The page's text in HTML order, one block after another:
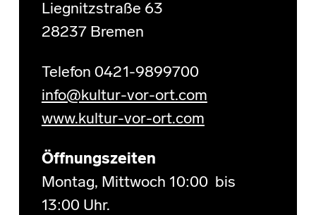
Liegnitzstraße 63
28237 Bremen
Telefon 0421-9899700
info@kultur-vor-ort.com
www.kultur-vor-ort.com
Öffnungszeiten
Montag, Mittwoch 10:00 bis
13:00 Uhr.